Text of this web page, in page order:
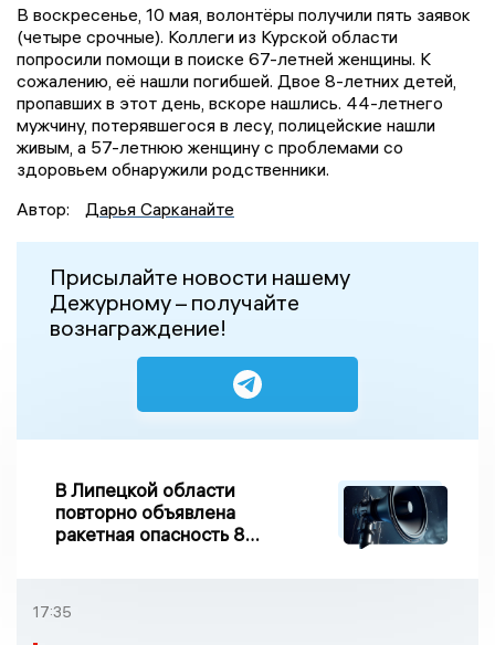
В воскресенье, 10 мая, волонтёры получили пять заявок
(четыре срочные). Коллеги из Курской области
попросили помощи в поиске 67-летней женщины. К
сожалению, её нашли погибшей. Двое 8-летних детей,
пропавших в этот день, вскоре нашлись. 44-летнего
мужчину, потерявшегося в лесу, полицейские нашли
живым, а 57-летнюю женщину с проблемами со
здоровьем обнаружили родственники.
Автор:
Дарья Сарканайте
Присылайте новости нашему
Дежурному – получайте
вознаграждение!
В Липецкой области
повторно объявлена
ракетная опасность 8
17:35